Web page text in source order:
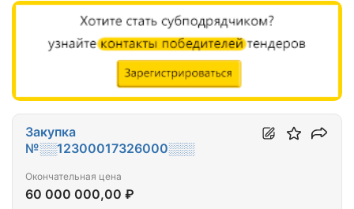
Закупка
№░░12300017326000░░░
Окончательная цена
60 000 000,00 ₽